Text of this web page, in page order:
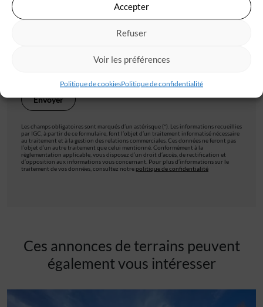
Accepter
Refuser
Voir les préférences
Politique de cookiesPolitique de confidentialité
confidentialité.
Les champs obligatoires sont marqués d’un astérisque (*). Les informations recueillies
par IGC, à partir de ce formulaire, font l’objet d’un traitement informatisé nécessaire
au traitement et à la gestion des relations commerciales. Ces données ne feront pas
l’objet d’un autre traitement que celui mentionné. Conformément à la
règlementation applicable, vous disposez d’un droit d’accès, de rectification et
d’opposition aux informations vous concernant. Pour plus d’informations sur le
traitement de vos données, consultez notre politique de confidentialité
Ces annonces de terrains peuvent
également vous intéresser